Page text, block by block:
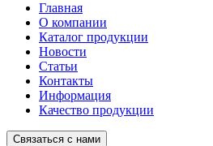
Главная
О компании
Каталог продукции
Новости
Статьи
Контакты
Информация
Качество продукции
Связаться с нами